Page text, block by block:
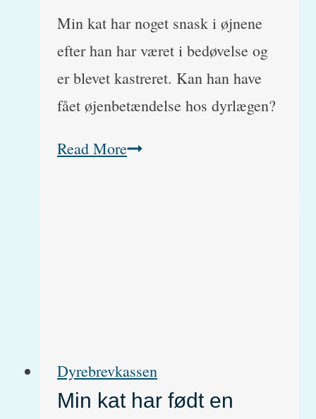
Min kat har noget snask i øjnene
efter han har været i bedøvelse og
er blevet kastreret. Kan han have
fået øjenbetændelse hos dyrlægen?
Read MoreHvorfor
Dyrebrevkassen
Min kat har født en